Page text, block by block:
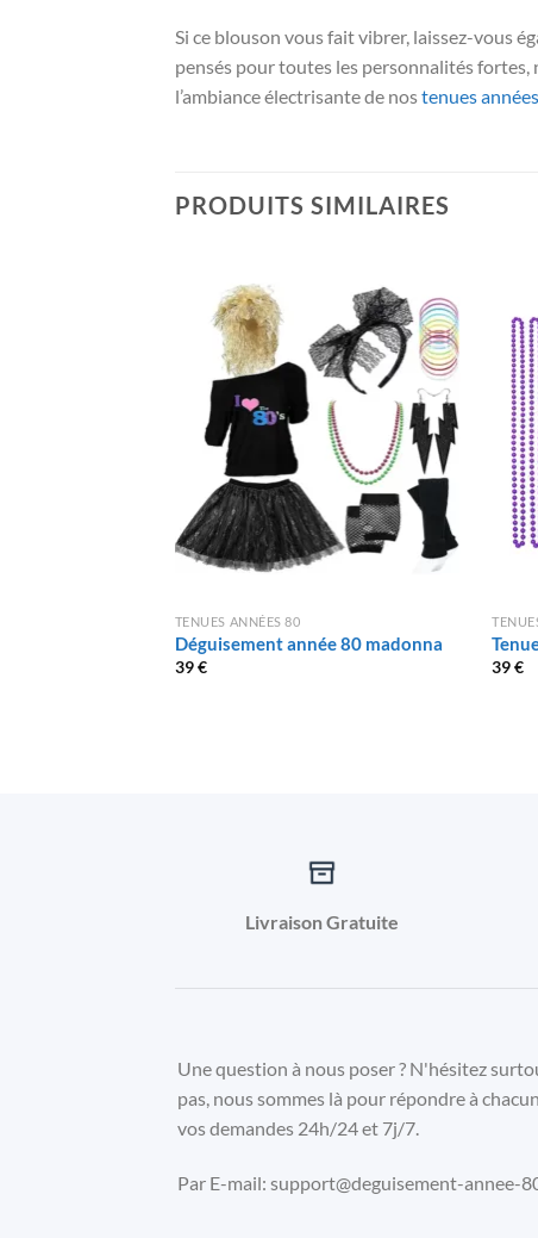
Si ce blouson vous fait vibrer, laissez-vous
pensés pour toutes les personnalités
l’ambiance électrisante de nostenues
PRODUITS SIMILAIRES
TENUES ANNÉES 80
Déguisement année 80 madonna
39€ 39€
Livraison Gratuite
Une question à nous poser ? N'hésitez
pas, nous sommes là pour répondre à
vos demandes 24h/24 et 7j/7.
Par E-mail: support@deguisement-annee-